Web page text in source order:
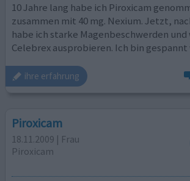
10 Jahre lang habe ich Piroxicam
zusammen mit 40 mg. Nexium. Jetzt,
habe ich starke Magenbeschwerden
Celebrex ausprobieren. Ich bin
ihre erfahrung
Piroxicam
18.11.2009 | Frau
Piroxicam